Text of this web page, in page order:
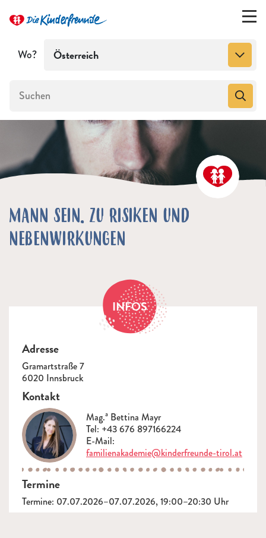
Wo? Österreich
MANN SEIN. ZU RISIKEN UND
NEBENWIRKUNGEN
INFOS
Adresse
Gramartstraße 7
6020 Innsbruck
Kontakt
Mag.ª Bettina Mayr
Tel: +43 676 897166224
E-Mail:
familienakademie@kinderfreunde-tirol.at
Termine
Termine: 07.07.2026–07.07.2026, 19:00–20:30 Uhr